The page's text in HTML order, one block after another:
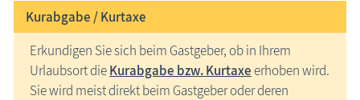
Kurabgabe / Kurtaxe
Erkundigen Sie sich beim Gastgeber, ob in Ihrem
Urlaubsort dieKurabgabe bzw. Kurtaxeerhoben wird.
Sie wird meist direkt beim Gastgeber oder deren